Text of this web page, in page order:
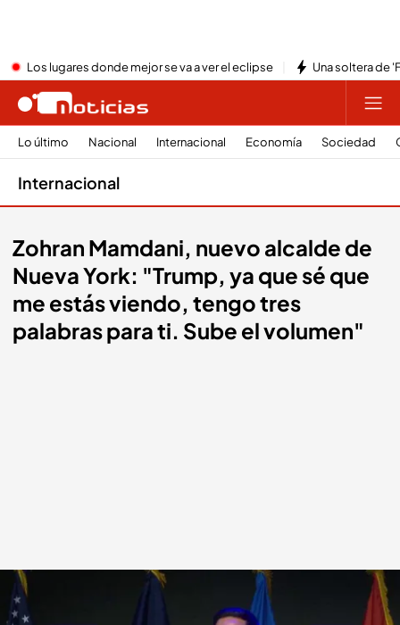
Los lugares donde mejor se va a ver el eclipse Una soltera de
Lo último Nacional Internacional Economía Sociedad
Internacional
Zohran Mamdani, nuevo alcalde de
Nueva York: "Trump, ya que sé que
me estás viendo, tengo tres
palabras para ti. Sube el volumen"
Una imagen de Zohran Mamdani